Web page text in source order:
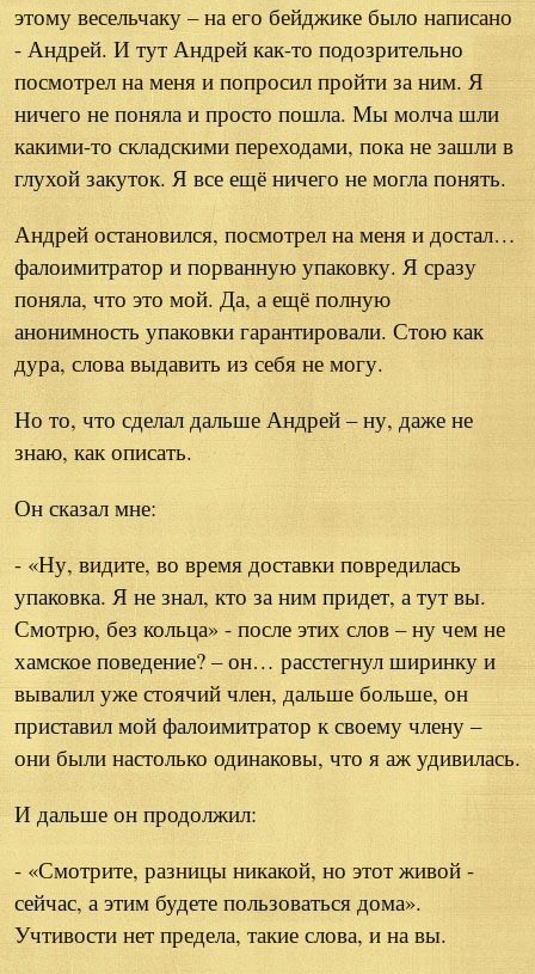
этому весельчаку – на его бейджике было написано
- Андрей. И тут Андрей как-то подозрительно
посмотрел на меня и попросил пройти за ним. Я
ничего не поняла и просто пошла. Мы молча шли
какими-то складскими переходами, пока не зашли в
глухой закуток. Я все ещё ничего не могла понять.
Андрей остановился, посмотрел на меня и достал…
фалоимитратор и порванную упаковку. Я сразу
поняла, что это мой. Да, а ещё полную
анонимность упаковки гарантировали. Стою как
дура, слова выдавить из себя не могу.
Но то, что сделал дальше Андрей – ну, даже не
знаю, как описать.
Он сказал мне:
- «Ну, видите, во время доставки повредилась
упаковка. Я не знал, кто за ним придет, а тут вы.
Смотрю, без кольца» - после этих слов – ну чем не
хамское поведение? – он… расстегнул ширинку и
вывалил уже стоячий член, дальше больше, он
приставил мой фалоимитратор к своему члену –
они были настолько одинаковы, что я аж удивилась.
И дальше он продолжил:
- «Смотрите, разницы никакой, но этот живой -
сейчас, а этим будете пользоваться дома».
Учтивости нет предела, такие слова, и на вы.